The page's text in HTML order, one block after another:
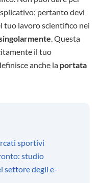
pertanto devi
tuo lavoro scientifico nei
. Questa
il tuo
anche la portata
sportivi
studio
settore degli e-